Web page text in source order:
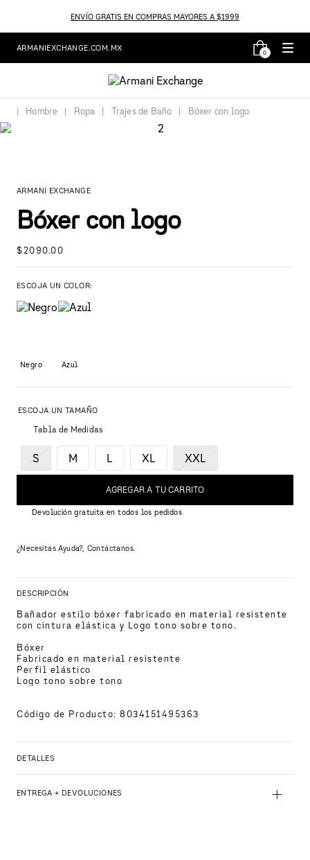
ENVÍO GRATIS EN COMPRAS MAYORES A $1999
ARMANIEXCHANGE.COM.MX 0
Hombre Ropa Trajes de Baño Bóxer con logo
ARMANI EXCHANGE
Bóxer con logo
$2090.00
ESCOJA UN COLOR:
Negro Azul
Tabla de Medidas
S M L XL XXL
AGREGAR A TU CARRITO
Devolución gratuita en todos los pedidos
¿Necesitas Ayuda?, Contáctanos.
DESCRIPCIÓN
Bañador estilo bóxer fabricado en material resistente
con cintura elástica y Logo tono sobre tono.
Bóxer
Fabricado en material resistente
Perfil elástico
Logo tono sobre tono
Código de Producto: 8034151495363
DETALLES
ENTREGA + DEVOLUCIONES +